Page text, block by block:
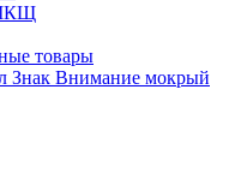
товары
Знак Внимание мокрый